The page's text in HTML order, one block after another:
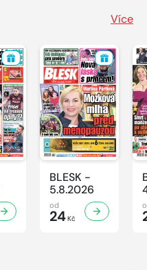
Více
BLESK -
5.8.2026
od
24Kč